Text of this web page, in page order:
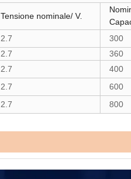
Tensione nominale/ V.
2.7
300
2.7
360
2.7
400
2.7
600
2.7 800